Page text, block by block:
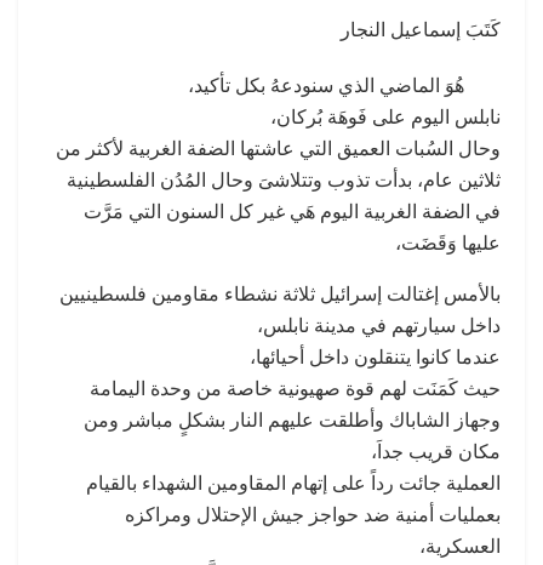
كَتَبَ إسماعيل النجار
هُوَ الماضي الذي سنودعهُ بكل تأكيد،
نابلس اليوم على فَوهَة بُركان،
وحال السُبات العميق التي عاشتها الضفة الغربية لأكثر من
ثلاثين عام، بدأت تذوب وتتلاشىَ وحال المُدُن الفلسطينية
في الضفة الغربية اليوم هَي غير كل السنون التي مَرَّت
عليها وَقَضَت،
بالأمس إغتالت إسرائيل ثلاثة نشطاء مقاومين فلسطينيين
داخل سيارتهم في مدينة نابلس،
عندما كانوا يتنقلون داخل أحيائها،
حيث كَمَنَت لهم قوة صهيونية خاصة من وحدة اليمامة
وجهاز الشاباك وأطلقت عليهم النار بشكلٍ مباشر ومن
مكان قريب جداَ،
العملية جائت رداً على إتهام المقاومين الشهداء بالقيام
بعمليات أمنية ضد حواجز جيش الإحتلال ومراكزه
العسكرية،